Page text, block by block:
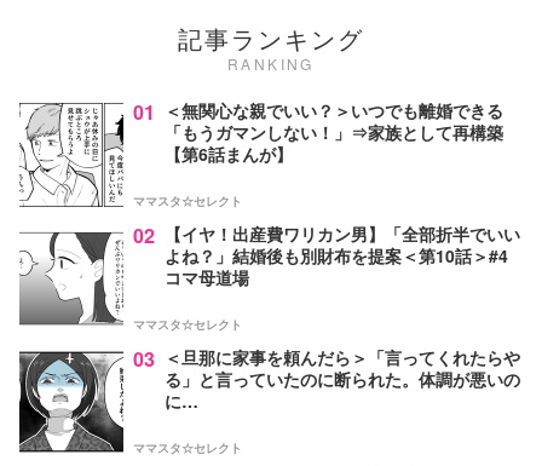
記事ランキング
RANKING
01
＜無関心な親でいい？＞いつでも離婚できる
「もうガマンしない！」⇒家族として再構築
【第6話まんが】
ママスタ☆セレクト
02
【イヤ！出産費ワリカン男】「全部折半でいい
よね？」結婚後も別財布を提案＜第10話＞#4
コマ母道場
ママスタ☆セレクト
03 ＜旦那に家事を頼んだら＞「言ってくれたらや
る」と言っていたのに断られた。体調が悪いの
に…
ママスタ☆セレクト